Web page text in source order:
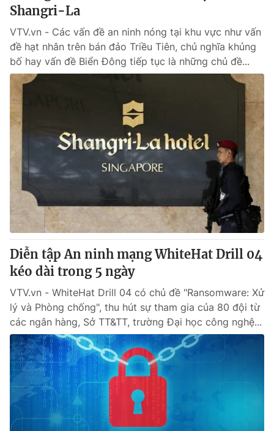
Shangri-La
VTV.vn - Các vấn đề an ninh nóng tại khu vực như vấn
đề hạt nhân trên bán đảo Triều Tiên, chủ nghĩa khủng
bố hay vấn đề Biển Đông tiếp tục là những chủ đề...
Diễn tập An ninh mạng WhiteHat Drill 04
kéo dài trong 5 ngày
VTV.vn - WhiteHat Drill 04 có chủ đề "Ransomware: Xử
lý và Phòng chống", thu hút sự tham gia của 80 đội từ
các ngân hàng, Sở TT&TT, trường Đại học công nghệ...